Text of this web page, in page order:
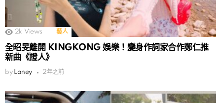
2k Views 藝人
全昭旻離開 KINGKONG 娛樂！變身作詞家合作鄭仁推
新曲《證人》
by Laney 2年之前